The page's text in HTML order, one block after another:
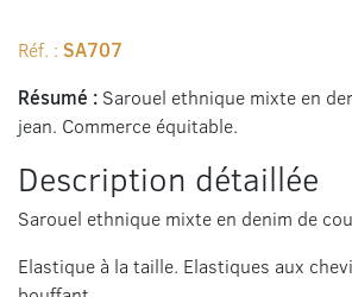
Réf. : SA707
Résumé : Sarouel ethnique mixte en
jean. Commerce équitable.
Description détaillée
Sarouel ethnique mixte en denim de
Elastique à la taille. Elastiques aux